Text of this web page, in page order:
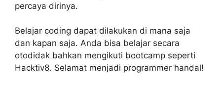
percaya dirinya.
Belajar coding dapat dilakukan di mana saja
dan kapan saja. Anda bisa belajar secara
otodidak bahkan mengikuti bootcamp seperti
Hacktiv8. Selamat menjadi programmer handal!